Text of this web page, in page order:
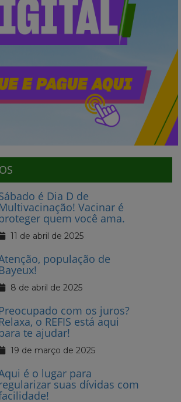
é Dia D de
Vacinar é
quem você ama.
11 de abril de 2025
população de
8 de abril de 2025
com os juros?
o REFIS está aqui
te ajudar!
19 de março de 2025
é o lugar para
suas dívidas com